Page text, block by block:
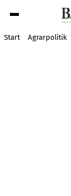
Start Agrarpolitik